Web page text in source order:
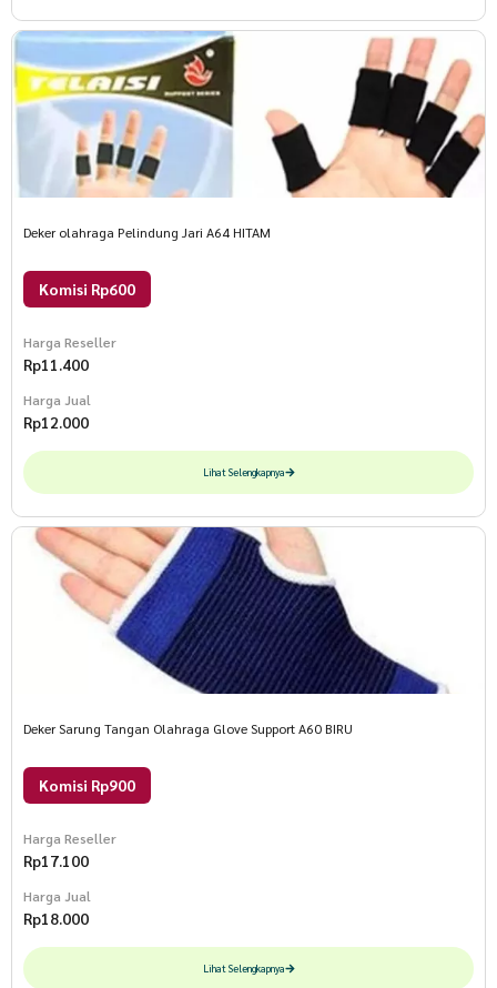
Deker olahraga Pelindung Jari A64 HITAM
Komisi Rp600
Harga Reseller
Rp11.400
Harga Jual
Rp12.000
Lihat Selengkapnya
Deker Sarung Tangan Olahraga Glove Support A60 BIRU
Komisi Rp900
Harga Reseller
Rp17.100
Harga Jual
Rp18.000
Lihat Selengkapnya